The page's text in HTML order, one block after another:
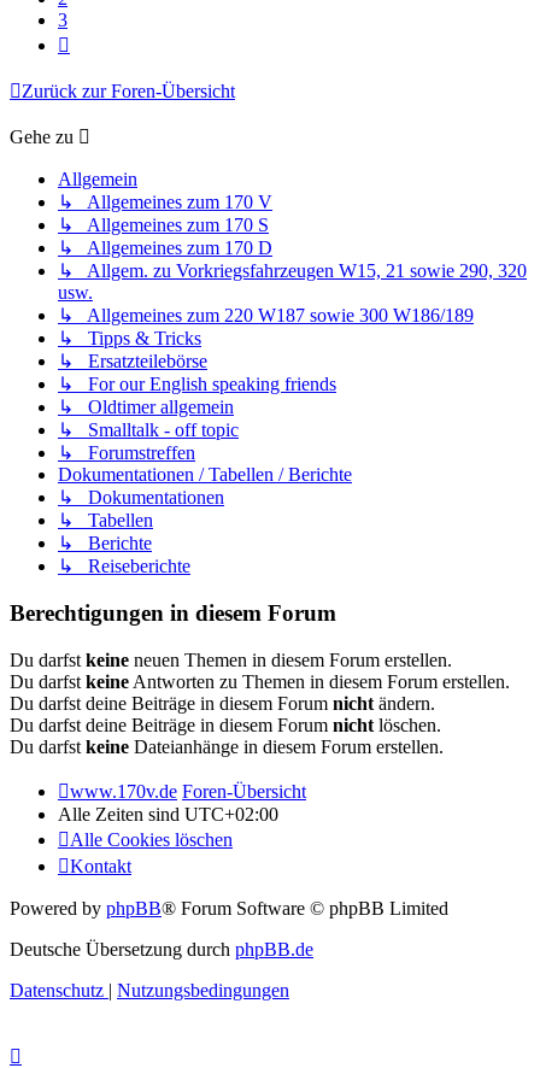
3
Zurück zur Foren-Übersicht
Gehe zu
Allgemein
↳ Allgemeines zum 170 V
↳ Allgemeines zum 170 S
↳ Allgemeines zum 170 D
↳ Allgem. zu Vorkriegsfahrzeugen W15, 21 sowie 290, 320
usw.
↳ Allgemeines zum 220 W187 sowie 300 W186/189
↳ Tipps & Tricks
↳ Ersatzteilebörse
↳ For our English speaking friends
↳ Oldtimer allgemein
↳ Smalltalk - off topic
↳ Forumstreffen
Dokumentationen / Tabellen / Berichte
↳ Dokumentationen
↳ Tabellen
↳ Berichte
↳ Reiseberichte
Berechtigungen in diesem Forum
Du darfst keine neuen Themen in diesem Forum erstellen.
Du darfst keine Antworten zu Themen in diesem Forum erstellen.
Du darfst deine Beiträge in diesem Forum nicht ändern.
Du darfst deine Beiträge in diesem Forum nicht löschen.
Du darfst keine Dateianhänge in diesem Forum erstellen.
www.170v.de Foren-Übersicht
Alle Zeiten sind UTC+02:00
Alle Cookies löschen
Kontakt
Powered by phpBB® Forum Software © phpBB Limited
Deutsche Übersetzung durch phpBB.de
Datenschutz | Nutzungsbedingungen